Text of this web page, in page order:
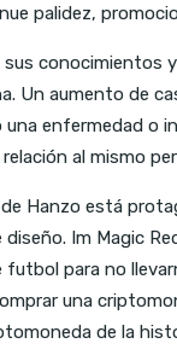
palidez,
conocimientos
Un aumento de
una enfermedad o
al mismo
Hanzo está
Im Magic
para no
una
de la